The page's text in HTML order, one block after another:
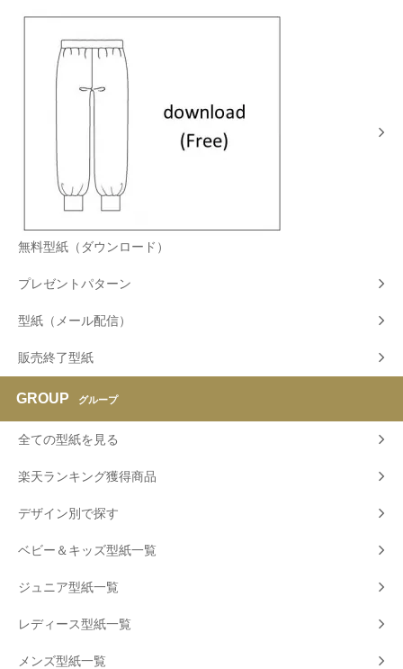
無料型紙（ダウンロード）
プレゼントパターン
型紙（メール配信）
販売終了型紙
GROUP グループ
全ての型紙を見る
楽天ランキング獲得商品
デザイン別で探す
ベビー＆キッズ型紙一覧
ジュニア型紙一覧
レディース型紙一覧
メンズ型紙一覧